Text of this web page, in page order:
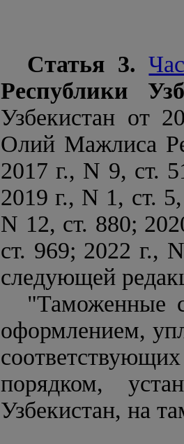
Статья 3.
Республики
Узбекистан от
Олий Мажлиса
2017 г., N 9, ст.
2019 г., N 1, ст.
N 12, ст. 880;
ст. 969; 2022 г.,
следующей
"Таможенные
оформлением,
порядком,
Узбекистан, на